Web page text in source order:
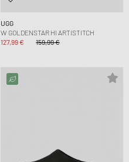
UGG
W GOLDENSTAR HI ARTISTITCH
127,99 €
159,99 €